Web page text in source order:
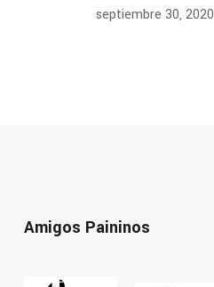
septiembre 30, 2020
Amigos Paininos